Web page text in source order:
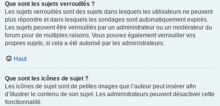
Que sont les sujets verrouillés ?
Les sujets verrouillés sont des sujets dans lesquels les utilisateurs ne peuvent
plus répondre et dans lesquels les sondages sont automatiquement expirés.
Les sujets peuvent être verrouillés par un administrateur ou un modérateur du
forum pour de multiples raisons. Vous pouvez également verrouiller vos
propres sujets, si cela a été autorisé par les administrateurs.
Haut
Que sont les icônes de sujet ?
Les icônes de sujet sont de petites images que l’auteur peut insérer afin
d’illustrer le contenu de son sujet. Les administrateurs peuvent désactiver cette
fonctionnalité.